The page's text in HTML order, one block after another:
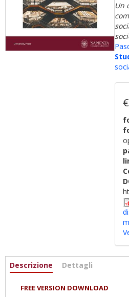
Un
Informazioni
Descrizione (scheda
Dettagli
FREE VERSION DOWNLOAD